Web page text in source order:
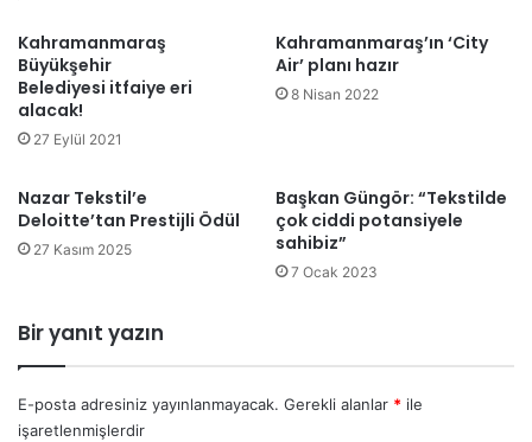
Kahramanmaraş
Büyükşehir
Belediyesi itfaiye eri
alacak!
27 Eylül 2021
Kahramanmaraş’ın ‘City
Air’ planı hazır
8 Nisan 2022
Nazar Tekstil’e
Deloitte’tan Prestijli Ödül
27 Kasım 2025
Başkan Güngör: “Tekstilde
çok ciddi potansiyele
sahibiz”
7 Ocak 2023
Bir yanıt yazın
E-posta adresiniz yayınlanmayacak. Gerekli alanlar * ile
işaretlenmişlerdir